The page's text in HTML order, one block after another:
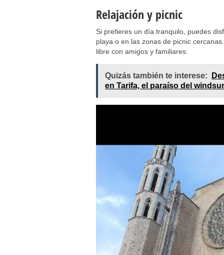
Relajación y picnic
Si prefieres un día tranquilo, puedes
playa o en las zonas de picnic
libre con amigos y familiares.
Quizás también te interese:
en Tarifa, el paraíso del